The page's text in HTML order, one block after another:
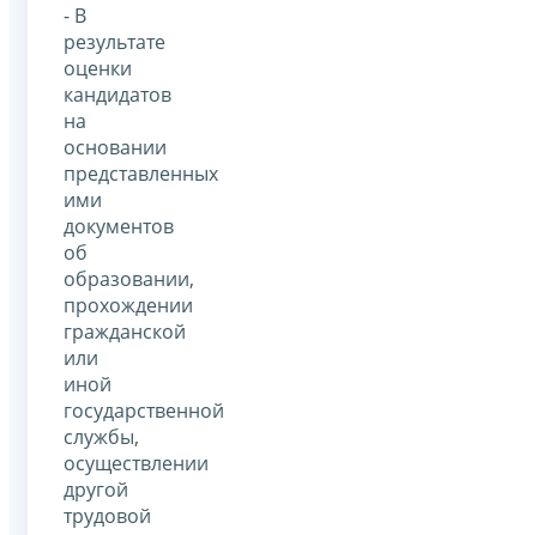
- В
результате
оценки
кандидатов
на
основании
представленных
ими
документов
об
образовании,
прохождении
гражданской
или
иной
государственной
службы,
осуществлении
другой
трудовой